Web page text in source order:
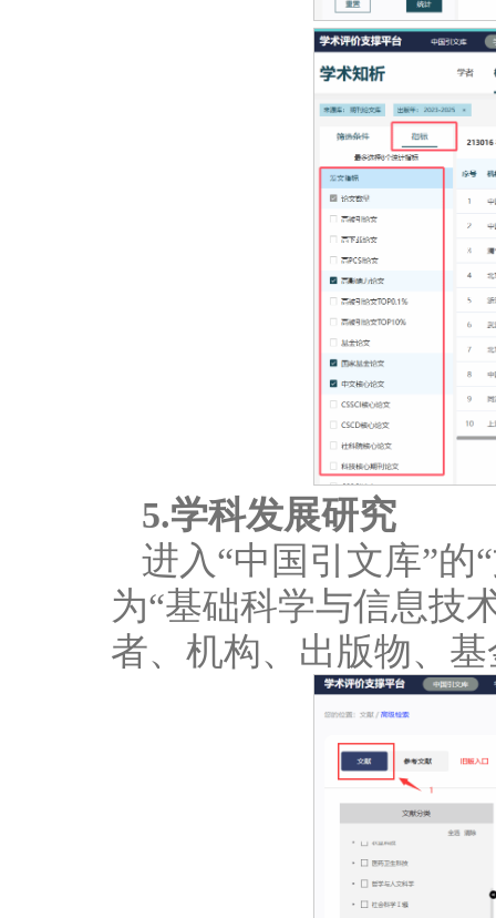
5.学科发展研究
进入“中国引文库”的
为“基础科学与信息技
者、机构、出版物、